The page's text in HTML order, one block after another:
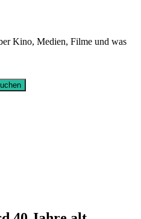
Kino, Medien, Filme und was